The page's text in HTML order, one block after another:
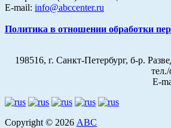
E-mail: info@abccenter.ru
Политика в отношении обработки
198516, г. Санкт-Петербург, б-р.
E-
Copyright © 2026 АВС